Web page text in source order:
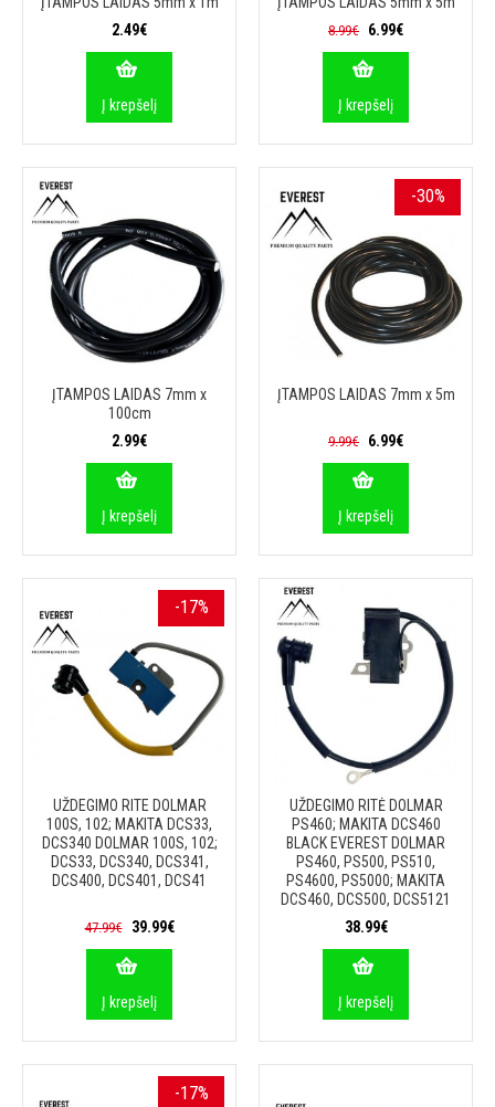
2.49€
Į krepšelį
8.99€ 6.99€
Į krepšelį
ĮTAMPOS LAIDAS 7mm x
100cm
2.99€
Į krepšelį
-30%
ĮTAMPOS LAIDAS 7mm x 5m
9.99€ 6.99€
Į krepšelį
-17%
UŽDEGIMO RITE DOLMAR
100S, 102; MAKITA DCS33,
DCS340 DOLMAR 100S, 102;
DCS33, DCS340, DCS341,
DCS400, DCS401, DCS41
47.99€ 39.99€
Į krepšelį
UŽDEGIMO RITĖ DOLMAR
PS460; MAKITA DCS460
BLACK EVEREST DOLMAR
PS460, PS500, PS510,
PS4600, PS5000; MAKITA
DCS460, DCS500, DCS5121
38.99€
Į krepšelį
-17%